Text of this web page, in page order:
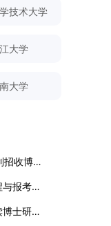
通大学研招
点本科直博生
12月15日，
请材料并完成
织，具体考核
方案为准。录
不端行为者将
选拔与录取1.
、材料完整性
，确定进入复
行通知，成绩
、专业素养、
全面考察。复
面，学校构
2025年进一
化行动，压缩
与工程”等新
单列专项招生
探索跨学科、
推进招生制度
焦关键科学问
答辩委员会充
实、调研扎
学业，其答辩
会审议通过
得博士学位的
士研究生培养
，以《关于做
号）文件中
节，我院将从
成复试成绩由
总成绩的
及英汉互译能
（2）面试：
报。该板块
错填情况，将
为第一署名单
Science、
受作者排名
论文，需额
技术大学
大学
大学
广州医科大学2026年“申请-考核”制招收博士研究生报考公告
江南大学商学院2026博士选拔流程与报考条件汇总
兰州大学管理学院2026年硕博连读博士研究生招生“申请-考核”实施方案